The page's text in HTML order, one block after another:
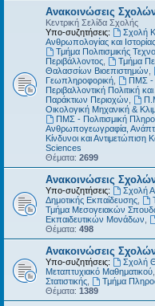
Ανακοινώσεις
Κεντρική Σελίδα Σχολής
Υπο-συζητήσεις:
Σχολή
Ανθρωπολογίας και Ιστορίας
Τμήμα Πολιτισμικής
Περιβάλλοντος
Τμήμα
Θαλασσίων Βιοεπιστημών
Γεωπληροφορική
ΠΜΣ -
Περιβαλλοντική Πολιτική και
Παράκτιων Περιοχών
Οικολογική Μηχανική &
ΠΜΣ - Πολιτισμική
Ανθρωπογεωγραφία,
Κίνδυνοι και Αντιμετώπιση
Sciences
Θέματα: 2699
Ανακοινώσεις
Υπο-συζητήσεις: Σχολή
Δημοτικής Εκπαίδευσης
Τμήμα Μεσογειακών
Εκπαιδευτικών Μονάδων
Θέματα: 498
Ανακοινώσεις
Υπο-συζητήσεις: Σχολή
Μεταπτυχιακό Μαθηματικού
Στατιστικής
Τμήμα
Θέματα: 1389